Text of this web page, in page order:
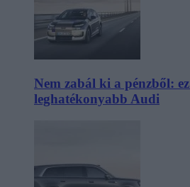
Nem zabál ki a pénzből:
leghatékonyabb Audi